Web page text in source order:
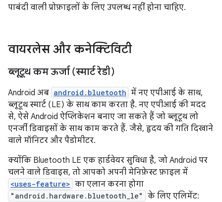
पाबंदी वाली प्रोफ़ाइलों के लिए उपलब्ध नहीं होना चाहिए.
वायरलेस और कनेक्टिविटी
ब्लूटूथ कम ऊर्जा (स्मार्ट रेडी)
Android अब android.bluetooth में नए एपीआई के साथ,
ब्लूटूथ स्मार्ट (LE) के साथ काम करता है. नए एपीआई की मदद
से, ऐसे Android ऐप्लिकेशन बनाए जा सकते हैं जो ब्लूटूथ लो
एनर्जी डिवाइसों के साथ काम करते हैं. जैसे, हृदय की गति दिखाने
वाले मॉनिटर और पैडोमीटर.
क्योंकि Bluetooth LE एक हार्डवेयर सुविधा है, जो Android पर
चलने वाले डिवाइस, तो आपको अपनी मेनिफ़ेस्ट फ़ाइल में
<uses-feature> का एलान करना होगा
"android.hardware.bluetooth_le" के लिए एलिमेंट: